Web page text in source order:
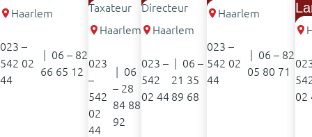
Haarlem
023 –
542 02
44
‭06 – 82
66 65 12‬
Taxateur
Haarlem
023
–
542
02
44
06
– 28
84 88
92
Directeur
Haarlem
023 –
542
02 44
06 –
21 35
89 68
Haarlem
023 –
542 02
44
06 – 82
05 80 71
02